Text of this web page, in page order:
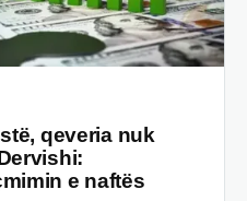
qeveria nuk
e naftës